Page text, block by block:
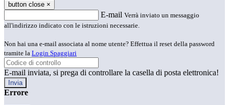
button close ×
E-mail Verrà inviato un messaggio
all'indirizzo indicato con le istruzioni necessarie.
Non hai una e-mail associata al nome utente? Effettua il reset della password
tramite la Login Spaggiari
E-mail inviata, si prega di controllare la casella di posta elettronica!
Errore